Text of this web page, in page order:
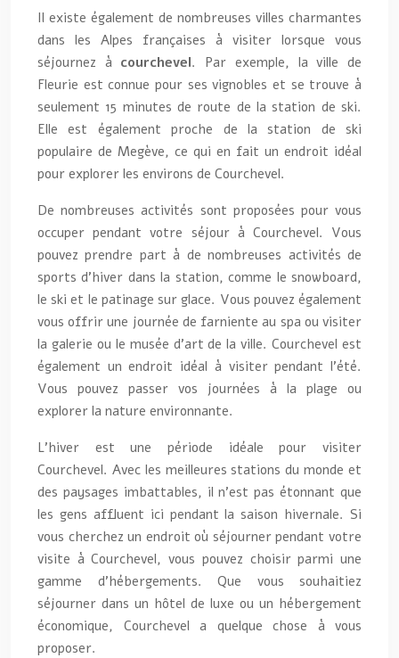
Il existe également de nombreuses villes charmantes
dans les Alpes françaises à visiter lorsque vous
séjournez à courchevel. Par exemple, la ville de
Fleurie est connue pour ses vignobles et se trouve à
seulement 15 minutes de route de la station de ski.
Elle est également proche de la station de ski
populaire de Megève, ce qui en fait un endroit idéal
pour explorer les environs de Courchevel.
De nombreuses activités sont proposées pour vous
occuper pendant votre séjour à Courchevel. Vous
pouvez prendre part à de nombreuses activités de
sports d’hiver dans la station, comme le snowboard,
le ski et le patinage sur glace. Vous pouvez également
vous offrir une journée de farniente au spa ou visiter
la galerie ou le musée d’art de la ville. Courchevel est
également un endroit idéal à visiter pendant l’été.
Vous pouvez passer vos journées à la plage ou
explorer la nature environnante.
L’hiver est une période idéale pour visiter
Courchevel. Avec les meilleures stations du monde et
des paysages imbattables, il n’est pas étonnant que
les gens affluent ici pendant la saison hivernale. Si
vous cherchez un endroit où séjourner pendant votre
visite à Courchevel, vous pouvez choisir parmi une
gamme d’hébergements. Que vous souhaitiez
séjourner dans un hôtel de luxe ou un hébergement
économique, Courchevel a quelque chose à vous
proposer.